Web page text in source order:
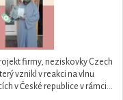
firmy, neziskovky Czech
vznikl v reakci na vlnu
v České republice v rámci...